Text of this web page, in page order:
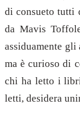
di consueto
da Mavis
assiduamente gli
ma è curioso di
chi ha letto i
letti, desidera